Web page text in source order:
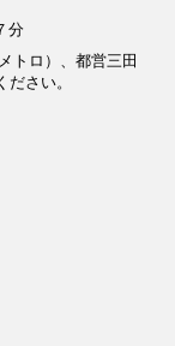
分
トロ）、都営三田
さい。